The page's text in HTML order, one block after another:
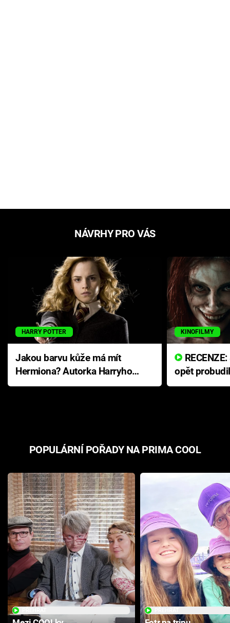
NÁVRHY PRO VÁS
HARRY POTTER
Jakou barvu kůže má mít
Hermiona? Autorka Harryho
Pottera přišla s ráznou
KINOFILMY
opět
přichází s
POPULÁRNÍ POŘADY NA PRIMA COOL